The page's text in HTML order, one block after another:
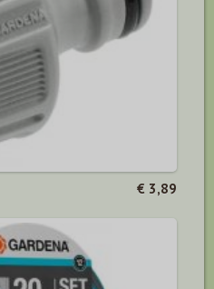
€ 3,89